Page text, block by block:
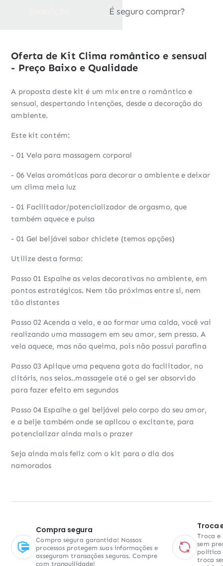
É seguro comprar?
Oferta de Kit Clima romântico e sensual
- Preço Baixo e Qualidade
A proposta deste kit é um mix entre o romântico e
sensual, despertando intenções, desde a decoração do
ambiente.
Este kit contém:
- 01 Vela para massagem corporal
- 06 Velas aromáticas para decorar o ambiente e deixar
um clima meia luz
- 01 Facilitador/potencializador de orgasmo, que
também aquece e pulsa
- 01 Gel beijável sabor chiclete (temos opções)
Utilize desta forma:
Passo 01 Espalhe as velas decorativas no ambiente, em
pontos estratégicos. Nem tão próximas entre si, nem
tão distantes
Passo 02 Acenda a vela, e ao formar uma calda, você vai
realizando uma massagem em seu amor, sem pressa. A
vela aquece, mas não queima, pois não possui parafina
Passo 03 Aplique uma pequena gota do facilitador, no
clitóris, nos seios..massageie até o gel ser absorvido
para fazer efeito em segundos
Passo 04 Espalhe o gel beijável pelo corpo do seu amor,
e a beije também onde se aplicou o excitante, para
potencializar ainda mais o prazer
Seja ainda mais feliz com o kit para o dia dos
namorados
Compra segura
Compra segura garantida! Nossos
processos protegem suas informações e
asseguram transações seguras. Compre
com tranquilidade!
Troca
Troca e
sem
política
troca